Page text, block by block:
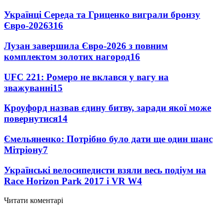
Українці Середа та Гриценко виграли бронзу
Євро-2026316
Лузан завершила Євро-2026 з повним
комплектом золотих нагород16
UFC 221: Ромеро не вклався у вагу на
зважуванні15
Кроуфорд назвав єдину битву, заради якої може
повернутися14
Ємельяненко: Потрібно було дати ще один шанс
Мітріону7
Українські велосипедисти взяли весь подіум на
Race Horizon Park 2017 і VR W4
Читати коментарі